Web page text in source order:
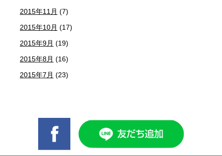
2015年11月 (7)
2015年10月 (17)
2015年9月 (19)
2015年8月 (16)
2015年7月 (23)